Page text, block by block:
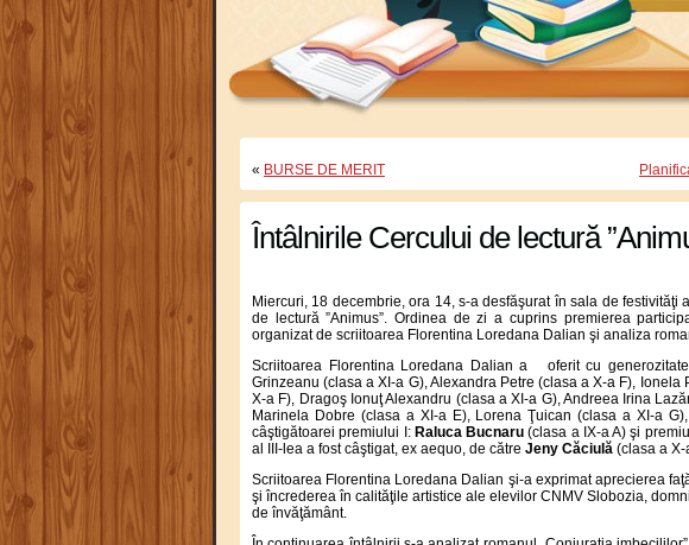
« BURSE DE MERIT
Întâlnirile Cercului de lectură
Miercuri, 18 decembrie, ora 14, s-a desfăşurat în sala de
de lectură ”Animus”. Ordinea de zi a cuprins premierea
organizat de scriitoarea Florentina Loredana Dalian şi analiza
Scriitoarea Florentina Loredana Dalian a oferit cu
Grinzeanu (clasa a XI-a G), Alexandra Petre (clasa a X-a F),
X-a F), Dragoş Ionuţ Alexandru (clasa a XI-a G), Andreea Irina
Marinela Dobre (clasa a XI-a E), Lorena Ţuican (clasa a XI-a
câştigătoarei premiului I: Raluca Bucnaru (clasa a IX-a A) şi
al III-lea a fost câştigat, ex aequo, de către Jeny Căciulă (clasa a X-
Scriitoarea Florentina Loredana Dalian şi-a exprimat aprecierea
şi încrederea în calităţile artistice ale elevilor CNMV Slobozia,
de învăţământ.